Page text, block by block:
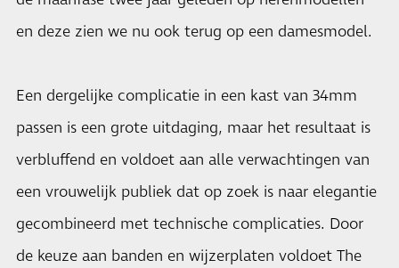
en deze zien we nu ook terug op een damesmodel.
Een dergelijke complicatie in een kast van 34mm
passen is een grote uitdaging, maar het resultaat is
verbluffend en voldoet aan alle verwachtingen van
een vrouwelijk publiek dat op zoek is naar elegantie
gecombineerd met technische complicaties. Door
de keuze aan banden en wijzerplaten voldoet The